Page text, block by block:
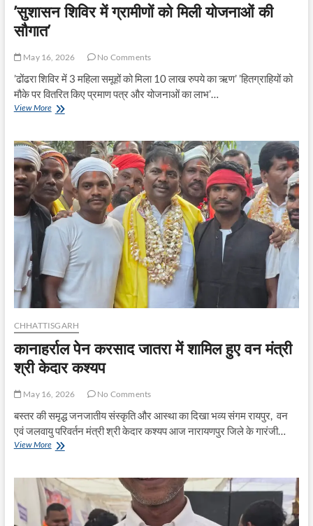
’सुशासन शिविर में ग्रामीणों को मिली योजनाओं की
सौगात’
May 16, 2026 No Comments
’ढोंढरा शिविर में 3 महिला समूहों को मिला 10 लाख रुपये का ऋण’ ’हितग्राहियों को
मौके पर वितरित किए प्रमाण पत्र और योजनाओं का लाभ’…
View More’सुशासन
ग्रामीणों
को
मिली
योजनाओं
की
सौगात’
CHHATTISGARH
कानाहर्राल पेन करसाद जातरा में शामिल हुए वन मंत्री
श्री केदार कश्यप
May 16, 2026 No Comments
बस्तर की समृद्ध जनजातीय संस्कृति और आस्था का दिखा भव्य संगम रायपुर, वन
एवं जलवायु परिवर्तन मंत्री श्री केदार कश्यप आज नारायणपुर जिले के गारंजी…
View Moreकानाहर्राल
जातरा
में
शामिल
हुए